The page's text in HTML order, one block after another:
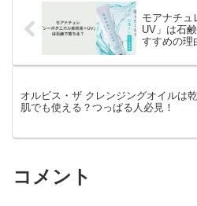
モアナチュ
UV」は石
すすめの理
オルビス・ザ クレンジングオイルは
肌でも使える？つっぱる人必見！
コメント